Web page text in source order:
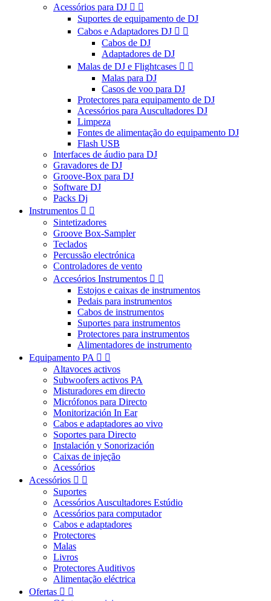
Acessórios para DJ  
Suportes de equipamento de DJ
Cabos e Adaptadores DJ  
Cabos de DJ
Adaptadores de DJ
Malas de DJ e Flightcases  
Malas para DJ
Casos de voo para DJ
Protectores para equipamento de DJ
Acessórios para Auscultadores DJ
Limpeza
Fontes de alimentação do equipamento DJ
Flash USB
Interfaces de áudio para DJ
Gravadores de DJ
Groove-Box para DJ
Software DJ
Packs Dj
Instrumentos  
Sintetizadores
Groove Box-Sampler
Teclados
Percussão electrónica
Controladores de vento
Accesórios Instrumentos  
Estojos e caixas de instrumentos
Pedais para instrumentos
Cabos de instrumentos
Suportes para instrumentos
Protectores para instrumentos
Alimentadores de instrumento
Equipamento PA  
Altavoces activos
Subwoofers activos PA
Misturadores em directo
Micrófonos para Directo
Monitorización In Ear
Cabos e adaptadores ao vivo
Soportes para Directo
Instalación y Sonorización
Caixas de injeção
Acessórios
Acessórios  
Suportes
Acessórios Auscultadores Estúdio
Acessórios para computador
Cabos e adaptadores
Protectores
Malas
Livros
Protectores Auditivos
Alimentação eléctrica
Ofertas  